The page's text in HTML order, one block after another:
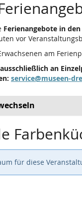
Ferienangebote in
vor
am
an
service@museen-
für diese